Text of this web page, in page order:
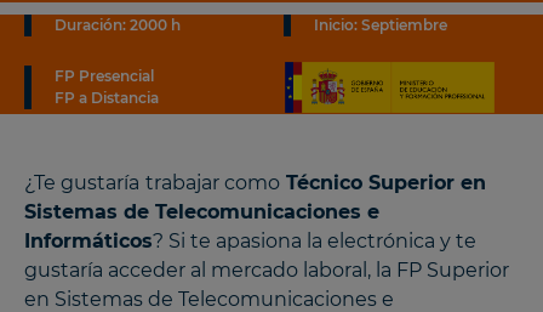
Duración: 2000 h Inicio: Septiembre
FP Presencial
FP a Distancia
¿Te gustaría trabajar como Técnico Superior en
Sistemas de Telecomunicaciones e
Informáticos? Si te apasiona la electrónica y te
gustaría acceder al mercado laboral, la FP Superior
en Sistemas de Telecomunicaciones e